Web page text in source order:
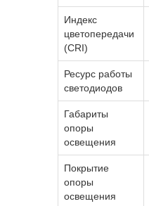
Индекс
цветопередачи
(CRI)
Ресурс работы
светодиодов
Габариты
опоры
освещения
Покрытие
опоры
освещения